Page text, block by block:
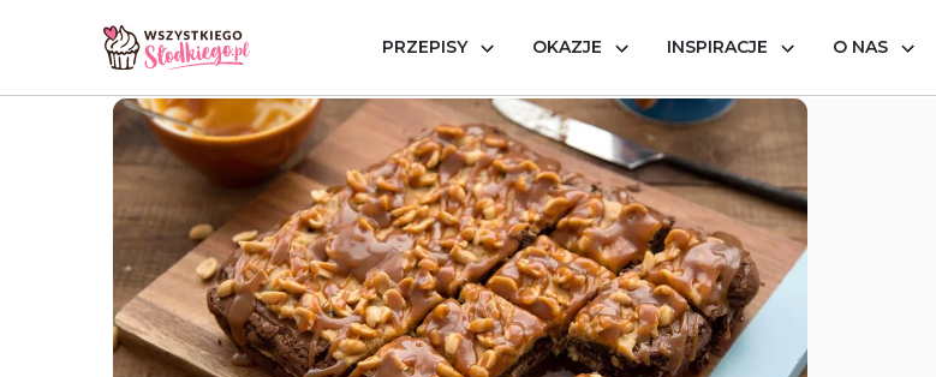
PRZEPISY OKAZJE INSPIRACJE O NAS
Strona główna Przepisy Brownie i blondie Brownie z karmelem i solonymi orzeszkami